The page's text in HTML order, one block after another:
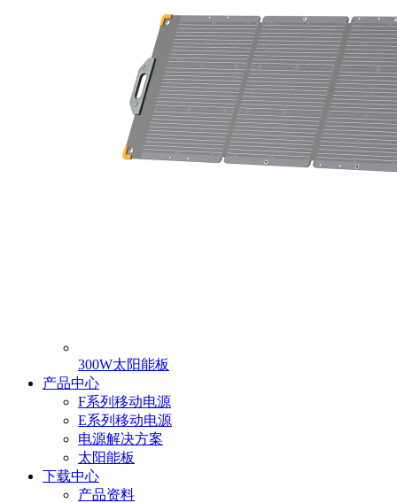
300W太阳能板
产品中心
F系列移动电源
E系列移动电源
电源解决方案
太阳能板
下载中心
产品资料